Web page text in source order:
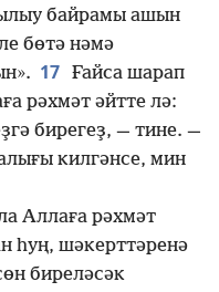
байрамы ашын
бөтә нәмә
17 Ғайса шарап
рәхмәт әйтте лә:
бирегеҙ, — тине. —
килгәнсе, мин
Аллаға рәхмәт
һуң, шәкерттәренә
биреләсәк